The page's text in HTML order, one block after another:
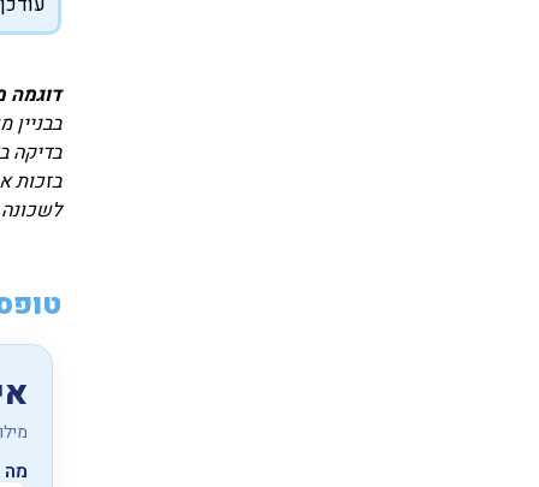
בבניין
בדיקה
בזכות
מה